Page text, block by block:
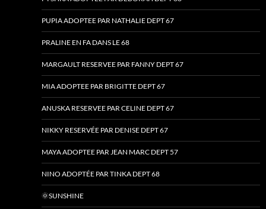
PUPIA ADOPTEE PAR NATHALIE DEPT 67
PRALINE EN FA DANS LE 68
MARGAULT RESERVEE PAR FANNY DEPT 67
MIA ADOPTEE PAR BRIGITTE DEPT 67
ANUSKA RESERVEE PAR CELINE DEPT 67
NIKKY RESERVÉE PAR DENISE DEPT 67
MAYA ADOPTEE PAR JEAN MARC DEPT 57
NINO ADOPTÉE PAR TINKA DEPT 68
🌞SUNSHINE